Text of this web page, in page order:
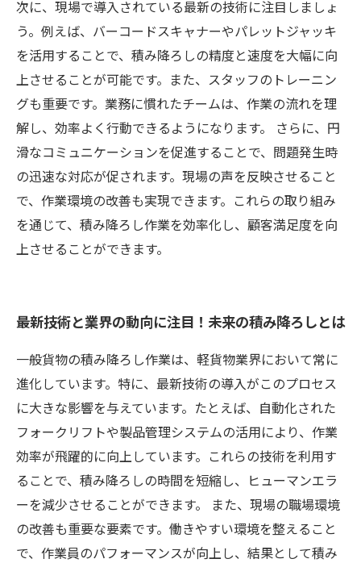
次に、現場で導入されている最新の技術に注目しましょ
う。例えば、バーコードスキャナーやパレットジャッキ
を活用することで、積み降ろしの精度と速度を大幅に向
上させることが可能です。また、スタッフのトレーニン
グも重要です。業務に慣れたチームは、作業の流れを理
解し、効率よく行動できるようになります。 さらに、円
滑なコミュニケーションを促進することで、問題発生時
の迅速な対応が促されます。現場の声を反映させること
で、作業環境の改善も実現できます。これらの取り組み
を通じて、積み降ろし作業を効率化し、顧客満足度を向
上させることができます。
最新技術と業界の動向に注目！未来の積み降ろしとは
一般貨物の積み降ろし作業は、軽貨物業界において常に
進化しています。特に、最新技術の導入がこのプロセス
に大きな影響を与えています。たとえば、自動化された
フォークリフトや製品管理システムの活用により、作業
効率が飛躍的に向上しています。これらの技術を利用す
ることで、積み降ろしの時間を短縮し、ヒューマンエラ
ーを減少させることができます。 また、現場の職場環境
の改善も重要な要素です。働きやすい環境を整えること
で、作業員のパフォーマンスが向上し、結果として積み